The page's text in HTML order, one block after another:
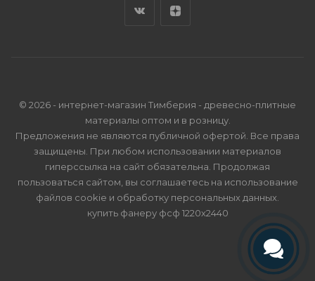
© 2026 - интернет-магазин Тимберия - древесно-плитные
материалы оптом и в розницу.
Предложения не являются публичной офертой. Все права
защищены. При любом использовании материалов
гиперссылка на сайт обязательна. Продолжая
пользоваться сайтом, вы соглашаетесь на использование
файлов cookie и обработку персональных данных
купить фанеру фсф 1220х2440